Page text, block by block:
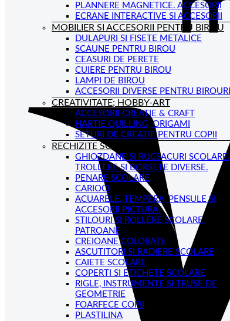
PLANNERE MAGNETICE. ACCESORII
ECRANE INTERACTIVE SI ACCESORII
MOBILIER SI ACCESORII PENTRU BIROU
DULAPURI SI FISETE METALICE
SCAUNE PENTRU BIROU
CEASURI DE PERETE
CUIERE PENTRU BIROU
LAMPI DE BIROU
ACCESORII DIVERSE PENTRU BIROURI
CREATIVITATE; HOBBY-ART
ACCESORII CREATIE & CRAFT
HARTIE QUILLING, ORIGAMI
SETURI DE CREATIE PENTRU COPII
RECHIZITE SCOLARE
GHIOZDANE SI RUCSACURI SCOLARE.
TROLLERE SI BORSETE DIVERSE.
PENARE SCOLARE
CARIOCI
ACUARELE, TEMPERA, PENSULE SI
ACCESORII PICTURA.
STILOURI SI ROLLERE SCOLARE.
PATROANE
CREIOANE COLORATE
ASCUTITORI SI RADIERE SCOLARE
CAIETE SCOLARE
COPERTI SI ETICHETE SCOLARE
RIGLE, INSTRUMENTE SI TRUSE DE
GEOMETRIE
FOARFECE COPII
PLASTILINA